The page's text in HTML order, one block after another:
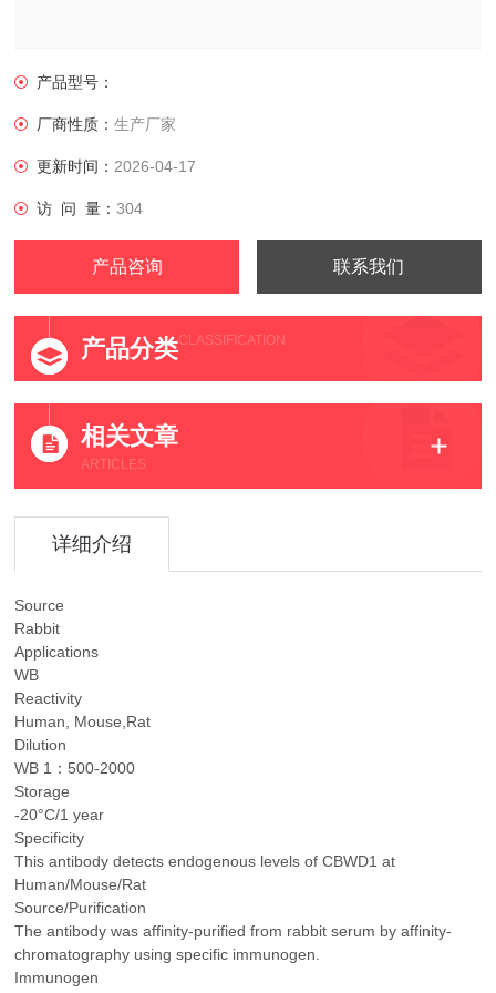
产品型号：
厂商性质：生产厂家
更新时间： 2026-04-17
访 问 量：304
产品咨询 联系我们
产品分类CLASSIFICATION
相关文章
ARTICLES
详细介绍
Source
Rabbit
Applications
WB
Reactivity
Human, Mouse,Rat
Dilution
WB 1：500-2000
Storage
-20°C/1 year
Specificity
This antibody detects endogenous levels of CBWD1 at
Human/Mouse/Rat
Source/Purification
The antibody was affinity-purified from rabbit serum by affinity-
chromatography using specific immunogen.
Immunogen